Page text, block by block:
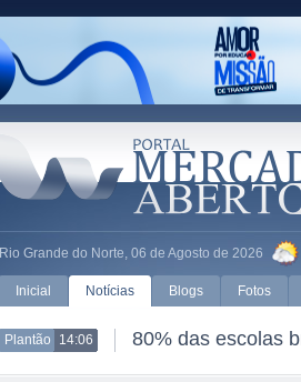
Rio Grande do Norte, 06 de Agosto de 2026
Inicial Notícias Blogs Fotos
Plantão 14:06 80% das escolas